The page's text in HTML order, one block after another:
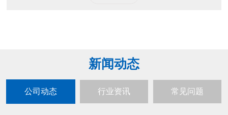
新闻动态
公司动态 行业资讯 常见问题